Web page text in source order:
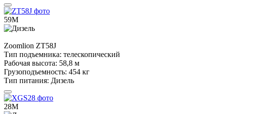
59М
Zoomlion ZT58J
Тип подъемника: телескопический
Рабочая высота: 58,8 м
Грузоподъемность: 454 кг
Тип питания: Дизель
28М